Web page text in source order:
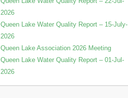
2026
Queen Lake Water Quality Report – 15-July-
2026
Queen Lake Association 2026 Meeting
Queen Lake Water Quality Report – 01-Jul-
2026